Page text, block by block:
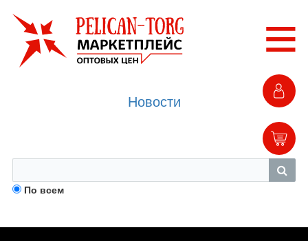
По всем
Новости